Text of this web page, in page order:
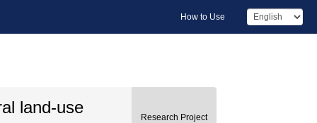
How to Use
land-use
Research Project